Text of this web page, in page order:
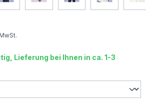
Lieferung bei Ihnen in ca. 1-3